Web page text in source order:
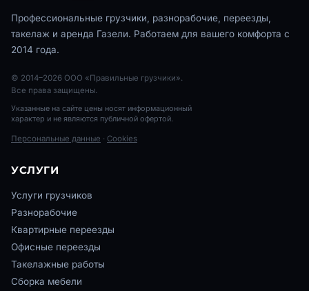
Профессиональные грузчики, разнорабочие, переезды,
такелаж и аренда Газели. Работаем для вашего комфорта с
2014 года.
© 2014–2026 ООО «Правильные грузчики».
Все права защищены.
Указанные на сайте цены носят информационный
характер и не являются публичной офертой.
Персональные данные · Cookies
УСЛУГИ
Услуги грузчиков
Разнорабочие
Квартирные переезды
Офисные переезды
Такелажные работы
Сборка мебели